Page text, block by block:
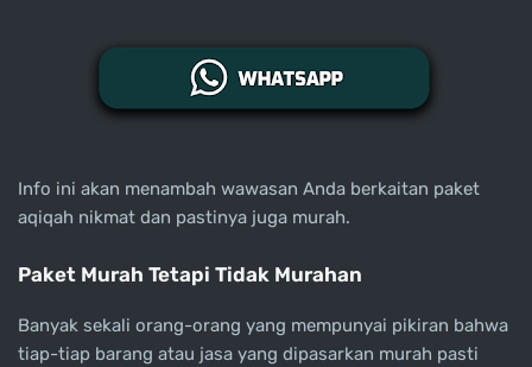
Info ini akan menambah wawasan Anda berkaitan paket
aqiqah nikmat dan pastinya juga murah.
Paket Murah Tetapi Tidak Murahan
Banyak sekali orang-orang yang mempunyai pikiran bahwa
tiap-tiap barang atau jasa yang dipasarkan murah pasti